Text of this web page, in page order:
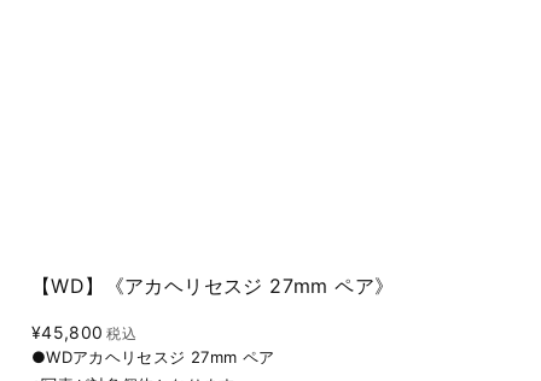
【WD】《アカヘリセスジ 27mm ペア》
¥45,800 税込
●WDアカヘリセスジ 27mm ペア